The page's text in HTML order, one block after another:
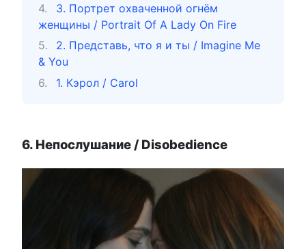
3. Портрет охваченной огнём
женщины / Portrait Of A Lady On Fire
2. Представь, что я и ты / Imagine Me
& You
1. Кэрол / Carol
6. Непослушание / Disobedience